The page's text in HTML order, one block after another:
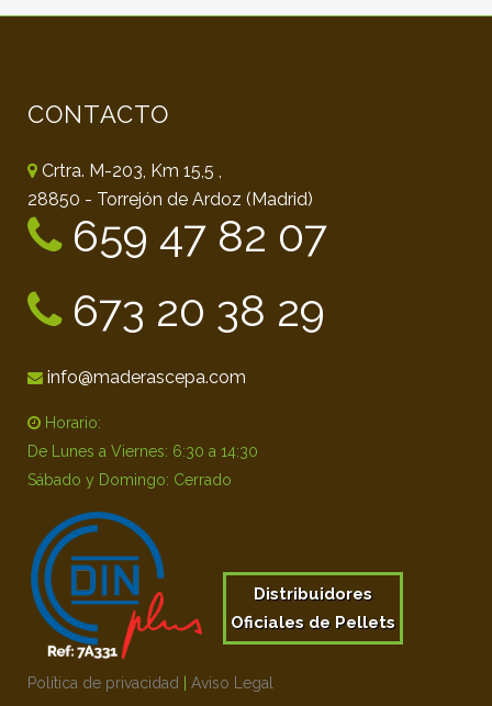
CONTACTO
Crtra. M-203, Km 15,5 ,
28850 - Torrejón de Ardoz (Madrid)
659 47 82 07
673 20 38 29
info@maderascepa.com
Horario:
De Lunes a Viernes: 6:30 a 14:30
Sábado y Domingo: Cerrado
Distribuidores
Oficiales de Pellets
Política de privacidad Aviso Legal